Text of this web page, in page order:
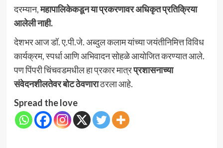
दरम्यान,महापालिकेकडून या प्रकरणावर अधिकृत प्रतिक्रिया
आलेली नाही.
देशभर आज डॉ. ए.पी.जे. अब्दुल कलाम यांच्या जयंतीनिमित्त विविध
कार्यक्रम, स्पर्धा आणि अभिवादन सोहळे आयोजित करण्यात आले.
पण पिंपरी चिंचवडमधील हा प्रकार मात्रप्रशासनाच्या
संवेदनशीलतेवर बोट ठेवणाराठरला आहे.
Spread the love